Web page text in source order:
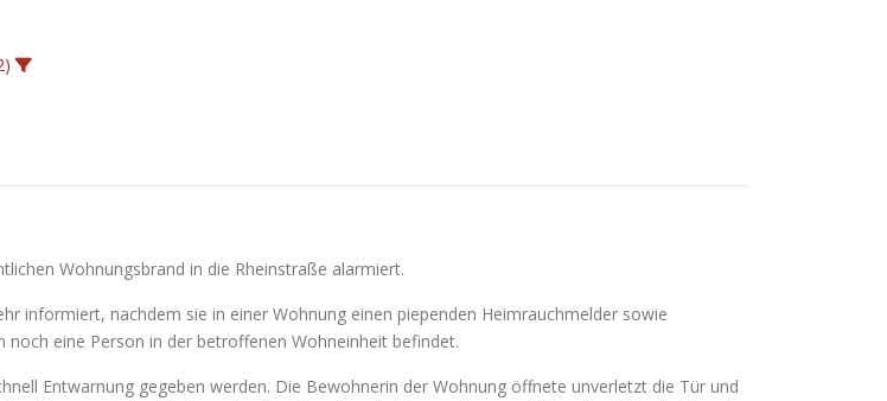
Wohnungsbrand in die Rheinstraße alarmiert.
informiert, nachdem sie in einer Wohnung einen piependen Heimrauchmelder sowie
eine Person in der betroffenen Wohneinheit befindet.
Entwarnung gegeben werden. Die Bewohnerin der Wohnung öffnete unverletzt die Tür und